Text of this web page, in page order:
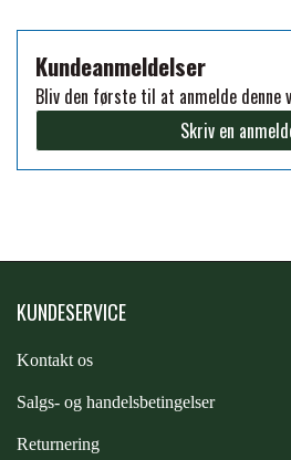
PREMIER EQUINE
PREMIER EQUINEMUSTAD
Kundeanmeldelser
Bliv den første til at anmelde denne
Skriv en
KUNDESERVICE
Kontakt os
Salgs- og handelsbetingelser
Returnering